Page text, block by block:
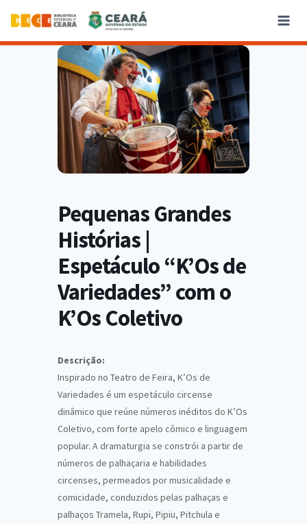
Pequenas Grandes
Histórias |
Espetáculo “K’Os de
Variedades” com o
K’Os Coletivo
Descrição:
Inspirado no Teatro de Feira, K’Os de
Variedades é um espetáculo circense
dinâmico que reúne números inéditos do K’Os
Coletivo, com forte apelo cômico e linguagem
popular. A dramaturgia se constrói a partir de
números de palhaçaria e habilidades
circenses, permeados por musicalidade e
comicidade, conduzidos pelas palhaças e
palhaços Tramela, Rupi, Pipiu, Pitchula e